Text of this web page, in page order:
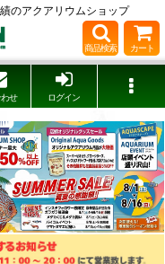
のアクアリウムショップ
商品検索 カート
せ ログイン